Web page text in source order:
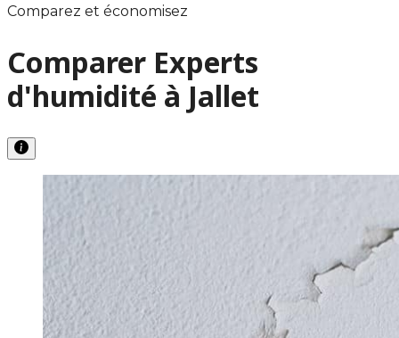
Comparez et économisez
Comparer Experts
d'humidité à Jallet